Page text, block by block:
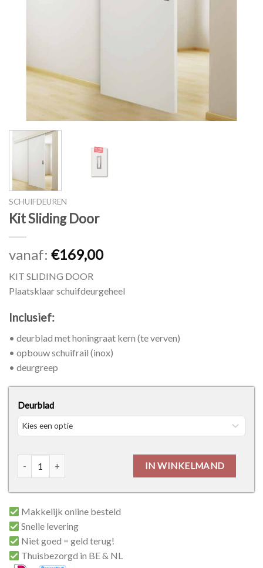
SCHUIFDEUREN
Kit Sliding Door
vanaf: €169,00
KIT SLIDING DOOR
Plaatsklaar schuifdeurgeheel
Inclusief:
• deurblad met honingraat kern (te verven)
• opbouw schuifrail (inox)
• deurgreep
Deurblad
IN WINKELMAND
Makkelijk online besteld
Snelle levering
Niet goed = geld terug!
Thuisbezorgd in BE & NL